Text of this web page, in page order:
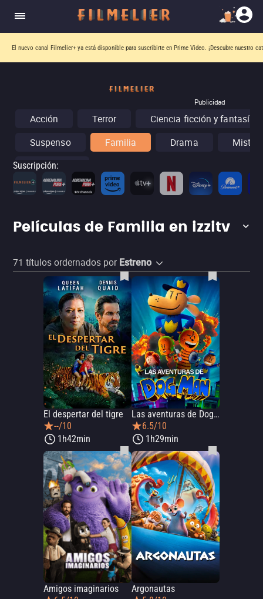
El nuevo canal Filmelier+ ya está disponible para suscribirte en Prime Video. ¡Descubre nuestro
Publicidad
Acción Terror
Ciencia ficción y fantasía
Suspenso
Familia Drama
Conciertos
Suscripción:
Películas de Familia en izzitv
71 títulos ordernados por Estreno
El despertar del tigre
--/10
1h42min
Las aventuras de Dog Man
6.5/10
1h29min
Amigos imaginarios
Argonautas